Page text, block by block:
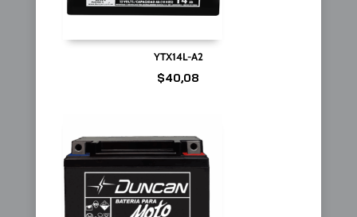
YTX14L-A2
$40,08